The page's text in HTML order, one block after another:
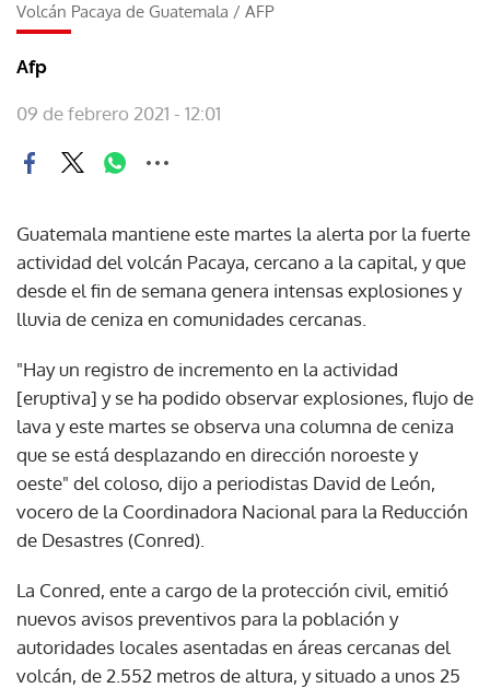
Volcán Pacaya de Guatemala / AFP
Afp
09 de febrero 2021 - 12:01
Guatemala mantiene este martes la alerta por la fuerte
actividad del volcán Pacaya, cercano a la capital, y que
desde el fin de semana genera intensas explosiones y
lluvia de ceniza en comunidades cercanas.
"Hay un registro de incremento en la actividad
[eruptiva] y se ha podido observar explosiones, flujo de
lava y este martes se observa una columna de ceniza
que se está desplazando en dirección noroeste y
oeste" del coloso, dijo a periodistas David de León,
vocero de la Coordinadora Nacional para la Reducción
de Desastres (Conred).
La Conred, ente a cargo de la protección civil, emitió
nuevos avisos preventivos para la población y
autoridades locales asentadas en áreas cercanas del
volcán, de 2.552 metros de altura, y situado a unos 25